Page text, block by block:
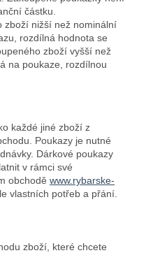
částku.
zboží nižší než nominální
rozdílná hodnota se
zboží vyšší než
na poukaze, rozdílnou
každé jiné zboží z
Poukazy je nutné
Dárkové poukazy
v rámci své
obchodě www.rybarske-
vlastních potřeb a přání.
zboží, které chcete